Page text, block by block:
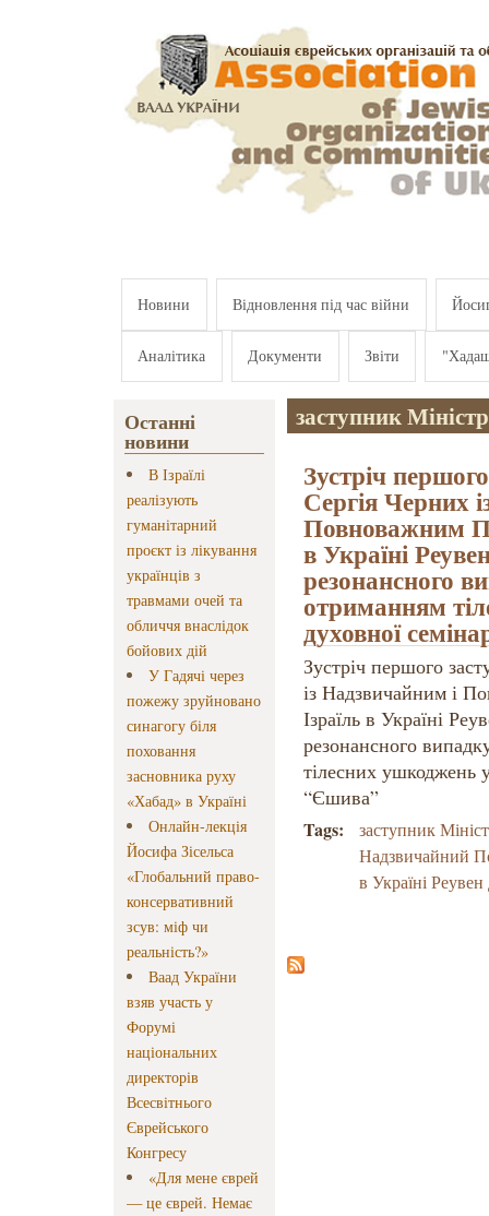
Новини Відновлення під час війни
Аналітика Документи Звіти
Останні
новини
В Ізраїлі
реалізують
гуманітарний
проєкт із лікування
українців з
травмами очей та
обличчя внаслідок
бойових дій
У Гадячі через
пожежу зруйновано
синагогу біля
поховання
засновника руху
«Хабад» в Україні
Онлайн-лекція
Йосифа Зісельса
«Глобальний право-
консервативний
зсув: міф чи
реальність?»
Ваад України
взяв участь у
Форумі
національних
директорів
Всесвітнього
Єврейського
Конгресу
«Для мене єврей
— це єврей. Немає
заступник
Зустріч
Сергія Черних
Повноважним
в Україні
резонансного
отриманням
духовної
Зустріч першого
із Надзвичайним і
Ізраїль в Україні
резонансного
тілесних ушкоджень
“Єшива”
Tags:
заступник
Надзвичайний
в Україні